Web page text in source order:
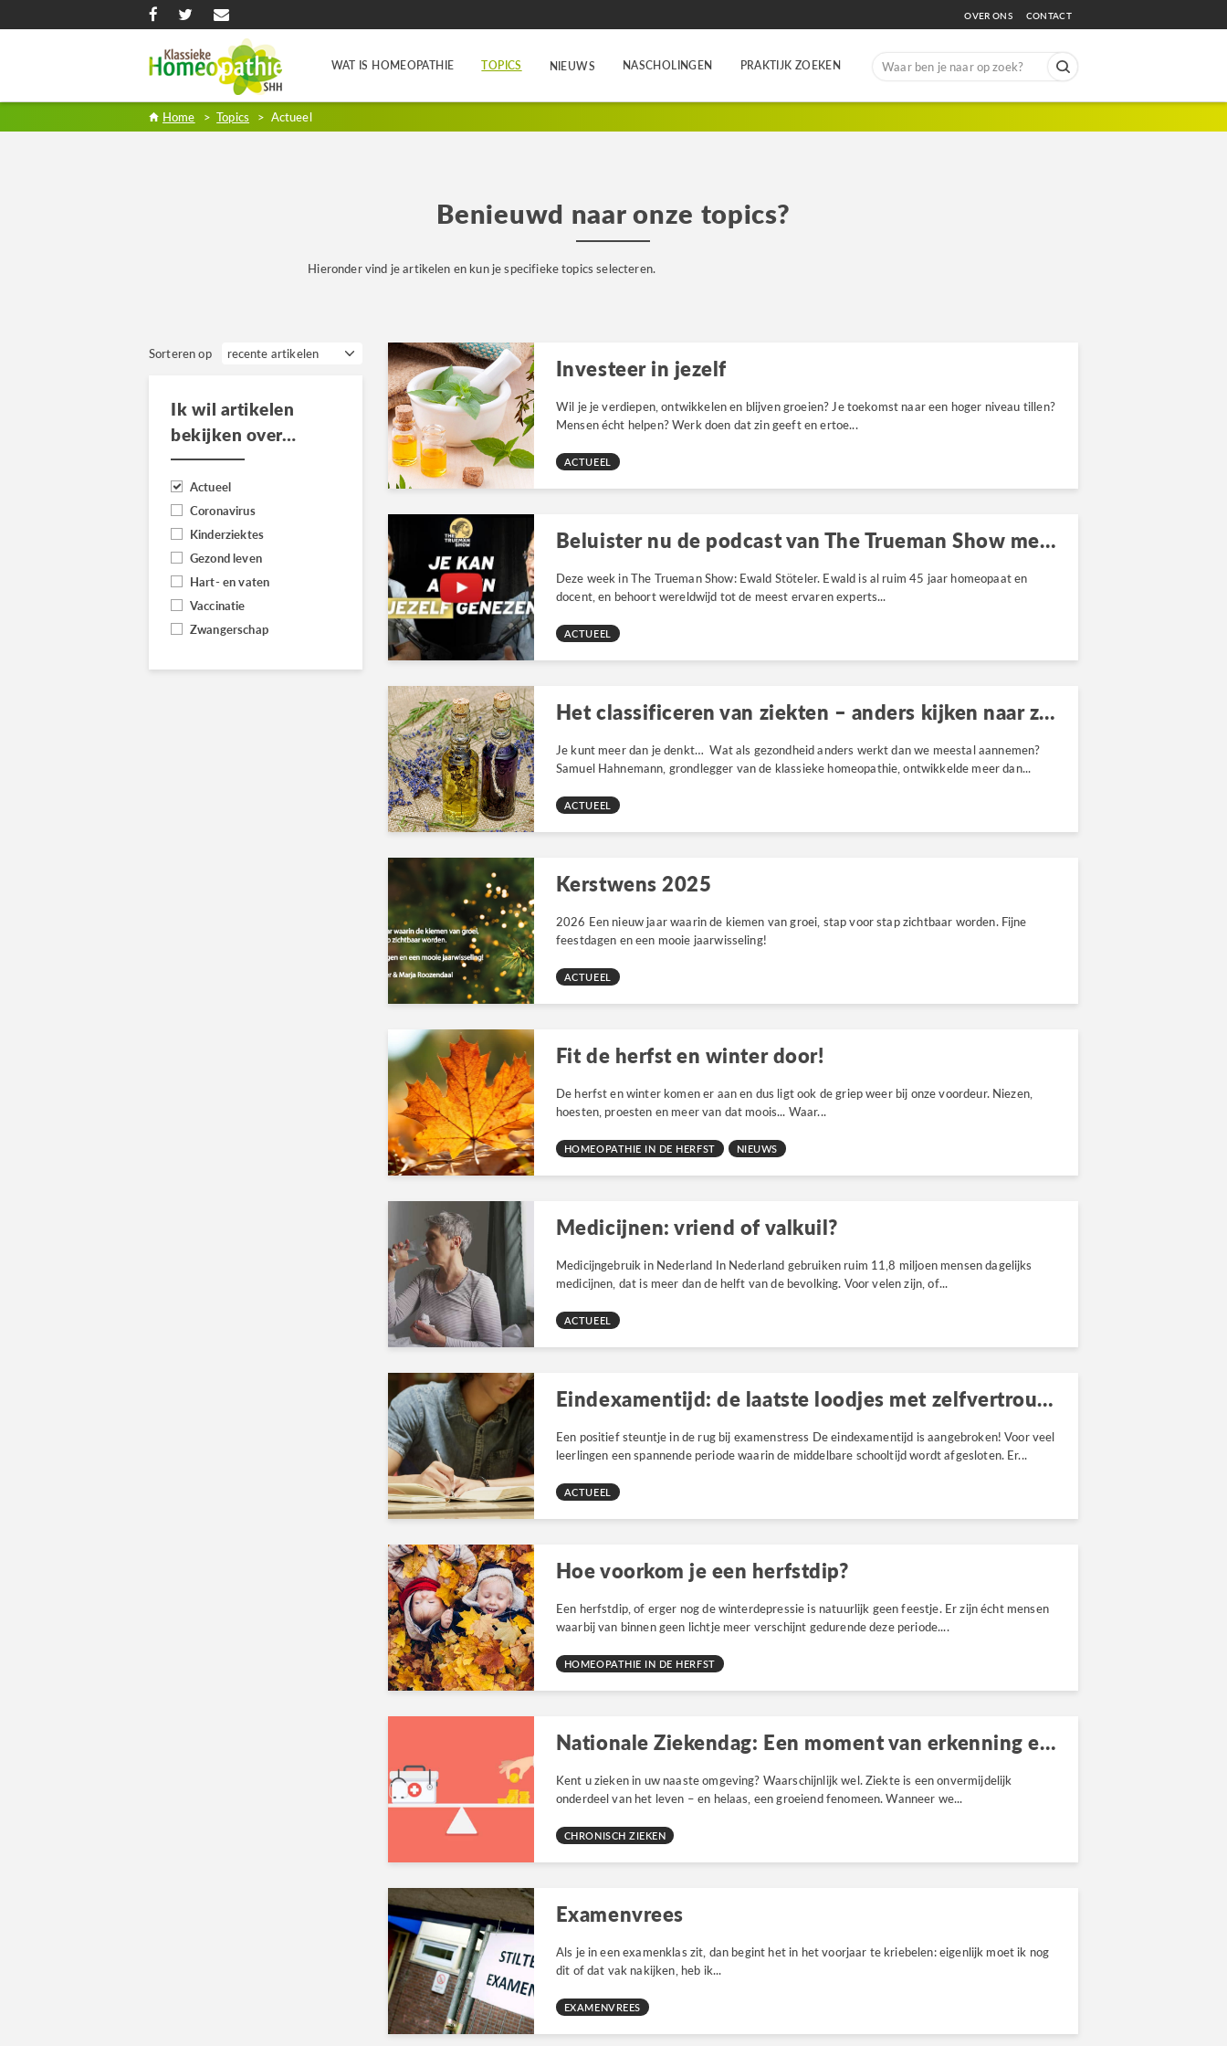
OVER ONS CONTACT
WAT IS HOMEOPATHIE TOPICS NIEUWS NASCHOLINGEN PRAKTIJK ZOEKEN
Search
Home > Topics > Actueel
Benieuwd naar onze topics?
Hieronder vind je artikelen en kun je specifieke topics selecteren.
Sorteren op
Ik wil artikelen
bekijken over…
Actueel
Coronavirus
Kinderziektes
Gezond leven
Hart- en vaten
Vaccinatie
Zwangerschap
Investeer in jezelf
Wil je je verdiepen, ontwikkelen en blijven groeien? Je toekomst naar een hoger niveau tillen?
Mensen écht helpen? Werk doen dat zin geeft en ertoe...
ACTUEEL
Beluister nu de podcast van The Trueman Show met Ewald Stöteler
Deze week in The Trueman Show: Ewald Stöteler. Ewald is al ruim 45 jaar homeopaat en
docent, en behoort wereldwijd tot de meest ervaren experts...
ACTUEEL
Het classificeren van ziekten – anders kijken naar ziekte en gezondheid
Je kunt meer dan je denkt… Wat als gezondheid anders werkt dan we meestal aannemen?
Samuel Hahnemann, grondlegger van de klassieke homeopathie, ontwikkelde meer dan...
ACTUEEL
Kerstwens 2025
2026 Een nieuw jaar waarin de kiemen van groei, stap voor stap zichtbaar worden. Fijne
feestdagen en een mooie jaarwisseling!
ACTUEEL
Fit de herfst en winter door!
De herfst en winter komen er aan en dus ligt ook de griep weer bij onze voordeur. Niezen,
hoesten, proesten en meer van dat moois... Waar...
HOMEOPATHIE IN DE HERFST NIEUWS
Medicijnen: vriend of valkuil?
Medicijngebruik in Nederland In Nederland gebruiken ruim 11,8 miljoen mensen dagelijks
medicijnen, dat is meer dan de helft van de bevolking. Voor velen zijn, of...
ACTUEEL
Eindexamentijd: de laatste loodjes met zelfvertrouwen tegemoet
Een positief steuntje in de rug bij examenstress De eindexamentijd is aangebroken! Voor veel
leerlingen een spannende periode waarin de middelbare schooltijd wordt afgesloten. Er...
ACTUEEL
Hoe voorkom je een herfstdip?
Een herfstdip, of erger nog de winterdepressie is natuurlijk geen feestje. Er zijn écht mensen
waarbij van binnen geen lichtje meer verschijnt gedurende deze periode....
HOMEOPATHIE IN DE HERFST
Nationale Ziekendag: Een moment van erkenning en medeleven
Kent u zieken in uw naaste omgeving? Waarschijnlijk wel. Ziekte is een onvermijdelijk
onderdeel van het leven – en helaas, een groeiend fenomeen. Wanneer we...
CHRONISCH ZIEKEN
Examenvrees
Als je in een examenklas zit, dan begint het in het voorjaar te kriebelen: eigenlijk moet ik nog
dit of dat vak nakijken, heb ik...
EXAMENVREES